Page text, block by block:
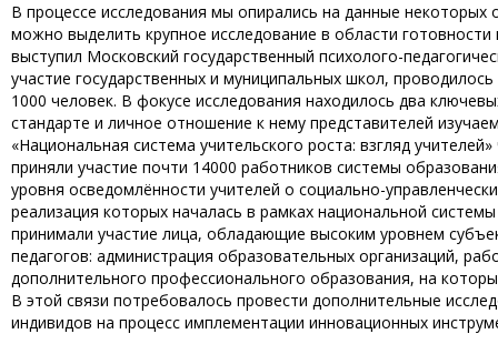
В процессе исследования мы опирались на данные
можно выделить крупное исследование в области
выступил Московский государственный психолого-
участие государственных и муниципальных школ,
1000 человек. В фокусе исследования находилось два
стандарте и личное отношение к нему представителей
«Национальная система учительского роста: взгляд
приняли участие почти 14000 работников системы
уровня осведомлённости учителей о социально-
реализация которых началась в рамках национальной
принимали участие лица, обладающие высоким уровнем
педагогов: администрация образовательных организаций,
дополнительного профессионального образования, на
В этой связи потребовалось провести дополнительные
индивидов на процесс имплементации инновационных